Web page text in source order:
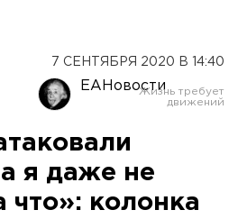
7 СЕНТЯБРЯ 2020 В 14:40
ЕАНовости
я даже не
что»: колонка